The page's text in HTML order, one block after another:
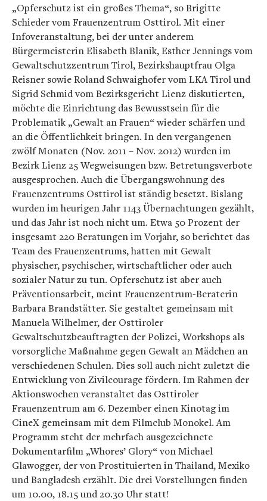
„Opferschutz ist ein großes Thema“, so Brigitte
Schieder vom Frauenzentrum Osttirol. Mit einer
Infoveranstaltung, bei der unter anderem
Bürgermeisterin Elisabeth Blanik, Esther Jennings vom
Gewaltschutzzentrum Tirol, Bezirkshauptfrau Olga
Reisner sowie Roland Schwaighofer vom LKA Tirol und
Sigrid Schmid vom Bezirksgericht Lienz diskutierten,
möchte die Einrichtung das Bewusstsein für die
Problematik „Gewalt an Frauen“ wieder schärfen und
an die Öffentlichkeit bringen. In den vergangenen
zwölf Monaten (Nov. 2011 – Nov. 2012) wurden im
Bezirk Lienz 25 Wegweisungen bzw. Betretungsverbote
ausgesprochen. Auch die Übergangswohnung des
Frauenzentrums Osttirol ist ständig besetzt. Bislang
wurden im heurigen Jahr 1143 Übernachtungen gezählt,
und das Jahr ist noch nicht um. Etwa 50 Prozent der
insgesamt 220 Beratungen im Vorjahr, so berichtet das
Team des Frauenzentrums, hatten mit Gewalt
physischer, psychischer, wirtschaftlicher oder auch
sozialer Natur zu tun. Opferschutz ist aber auch
Präventionsarbeit, meint Frauenzentrum-Beraterin
Barbara Brandstätter. Sie gestaltet gemeinsam mit
Manuela Wilhelmer, der Osttiroler
Gewaltschutzbeauftragten der Polizei, Workshops als
vorsorgliche Maßnahme gegen Gewalt an Mädchen an
verschiedenen Schulen. Dies soll auch nicht zuletzt die
Entwicklung von Zivilcourage fördern. Im Rahmen der
Aktionswochen veranstaltet das Osttiroler
Frauenzentrum am 6. Dezember einen Kinotag im
CineX gemeinsam mit dem Filmclub Monokel. Am
Programm steht der mehrfach ausgezeichnete
Dokumentarfilm „Whores’ Glory“ von Michael
Glawogger, der von Prostituierten in Thailand, Mexiko
und Bangladesh erzählt. Die drei Vorstellungen finden
um 10.00, 18.15 und 20.30 Uhr statt!